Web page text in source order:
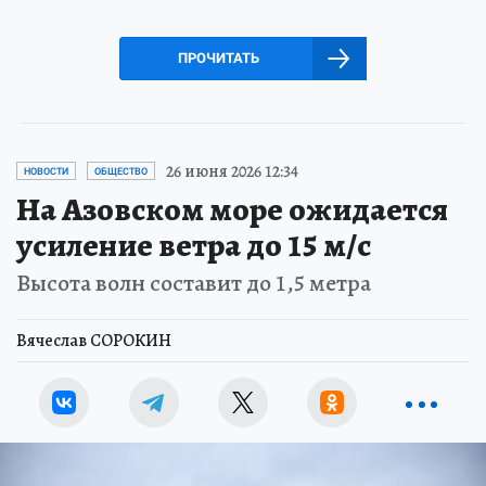
ПРОЧИТАТЬ
НОВОСТИ ОБЩЕСТВО 26 июня 2026 12:34
На Азовском море ожидается
усиление ветра до 15 м/с
Высота волн составит до 1,5 метра
Вячеслав СОРОКИН